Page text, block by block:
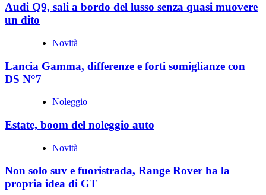
Audi Q9, sali a bordo del lusso senza quasi muovere
un dito
Novità
Lancia Gamma, differenze e forti somiglianze con
DS N°7
Noleggio
Estate, boom del noleggio auto
Novità
Non solo suv e fuoristrada, Range Rover ha la
propria idea di GT